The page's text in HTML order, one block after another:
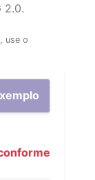
2.0.
use o